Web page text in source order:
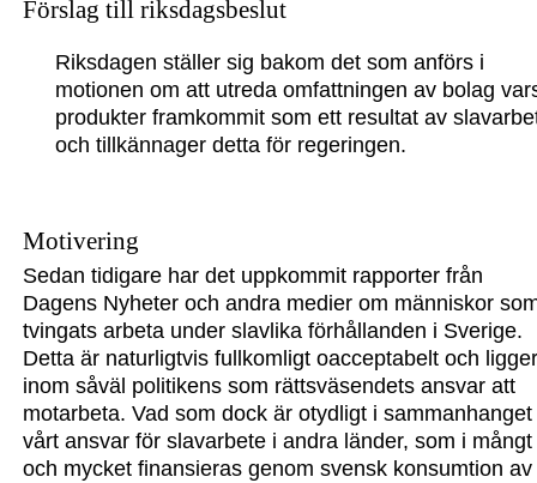
Förslag till riksdagsbeslut
Riksdagen ställer sig bakom det som anförs i
motionen om att utreda omfattningen av bolag
produkter framkommit som ett resultat av
och tillkännager detta för regeringen.
Motivering
Sedan tidigare har det uppkommit rapporter från
Dagens Nyheter och andra medier om människor
tvingats arbeta under slavlika förhållanden i Sverige.
Detta är naturligtvis fullkomligt oacceptabelt och
inom såväl politikens som rättsväsendets ansvar att
motarbeta. Vad som dock är otydligt i sammanhanget
vårt ansvar för slavarbete i andra länder, som i mångt
och mycket finansieras genom svensk konsumtion av